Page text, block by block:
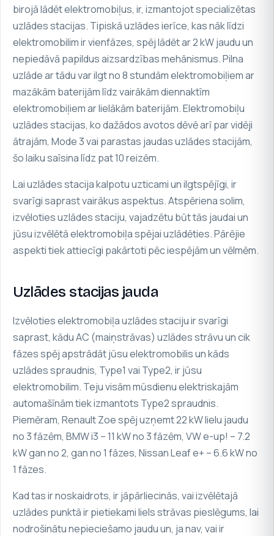
birojā lādēt elektromobiļus, ir, izmantojot specializētas
uzlādes stacijas. Tipiskā uzlādes ierīce, kas nāk līdzi
elektromobilim ir vienfāzes, spēj lādēt ar 2 kW jaudu un
nepiedāvā papildus aizsardzības mehānismus. Pilna
uzlāde ar tādu var ilgt no 8 stundām elektromobiļiem ar
mazākām baterijām līdz vairākām diennaktīm
elektromobiļiem ar lielākām baterijām. Elektromobiļu
uzlādes stacijas, ko dažādos avotos dēvē arī par vidēji
ātrajām, Mode 3 vai parastas jaudas uzlādes stacijām,
šo laiku saīsina līdz pat 10 reizēm.
Lai uzlādes stacija kalpotu uzticami un ilgtspējīgi, ir
svarīgi saprast vairākus aspektus. Atspēriena solim,
izvēloties uzlādes staciju, vajadzētu būt tās jaudai un
jūsu izvēlētā elektromobiļa spējai uzlādēties. Pārējie
aspekti tiek attiecīgi pakārtoti pēc iespējām un vēlmēm.
Uzlādes stacijas jauda
Izvēloties elektromobiļa uzlādes staciju ir svarīgi
saprast, kādu AC (maiņstrāvas) uzlādes strāvu un cik
fāzes spēj apstrādāt jūsu elektromobilis un kāds
uzlādes spraudnis, Type1 vai Type2, ir jūsu
elektromobilim. Tejuvisām mūsdienu elektriskajām
automašīnāmtiek izmantots Type2 spraudnis.
Piemēram, Renault Zoespēj uzņemt 22 kW lielu jaudu
no 3 fāzēm, BMW i3 – 11 kW no 3 fāzēm, VW e-up! – 7.2
kW gan no 2, gan no 1 fāzes, Nissan Leaf e+ – 6.6 kW no
1 fāzes.
Kad tas ir noskaidrots, ir jāpārliecinās, vai izvēlētajā
uzlādes punktā ir pietiekami liels strāvas pieslēgums, lai
nodrošinātu nepieciešamo jaudu un, ja nav, vai ir